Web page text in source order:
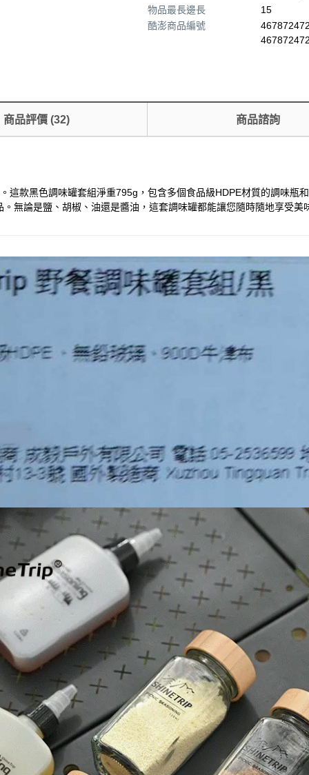
物品最長邊長
15
酷澎商品編號
商品評價 (32) 商品諮詢
這款黑色調味罐套組淨重795g，包含多個食品級HDPE材質的調味瓶
無論是鹽、胡椒、油還是醬油，這套調味罐都能讓您隨時隨地享受美